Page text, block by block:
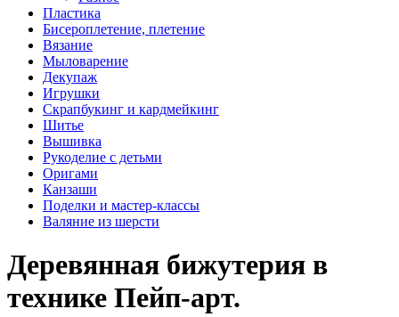
Пластика
Бисероплетение, плетение
Вязание
Мыловарение
Декупаж
Игрушки
Скрапбукинг и кардмейкинг
Шитье
Вышивка
Рукоделие с детьми
Оригами
Канзаши
Поделки и мастер-классы
Валяние из шерсти
Деревянная бижутерия в
технике Пейп-арт.